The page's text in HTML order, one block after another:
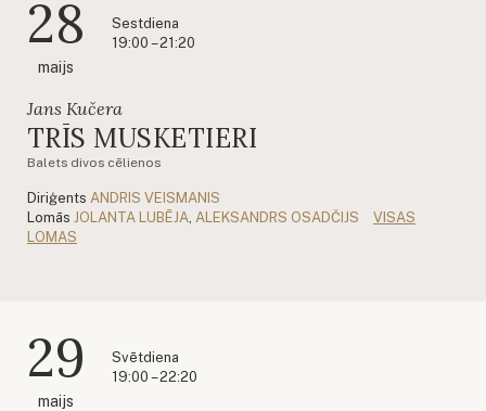
28
maijs
Sestdiena
19:00 – 21:20
Jans Kučera
TRĪS MUSKETIERI
Balets divos cēlienos
Diriģents ANDRIS VEISMANIS
Lomās JOLANTA LUBĒJA ALEKSANDRS OSADČIJS
VISAS
LOMAS
29
maijs
Svētdiena
19:00 – 22:20